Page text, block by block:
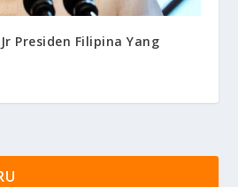
Presiden Filipina Yang